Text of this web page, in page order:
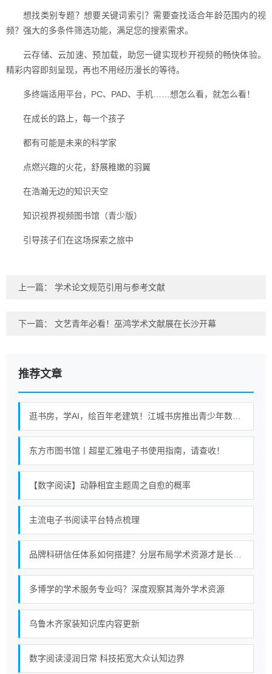
想找类别专题？想要关键词索引？需要查找适合年龄范围内的视
频？强大的多条件筛选功能，满足您的搜索需求。
云存储、云加速、预加载，助您一键实现秒开视频的畅快体验。
精彩内容即刻呈现，再也不用经历漫长的等待。
多终端适用平台，PC、PAD、手机……想怎么看，就怎么看！
在成长的路上，每一个孩子
都有可能是未来的科学家
点燃兴趣的火花，舒展稚嫩的羽翼
在浩瀚无边的知识天空
知识视界视频图书馆（青少版）
引导孩子们在这场探索之旅中
上一篇： 学术论文规范引用与参考文献
下一篇： 文艺青年必看！巫鸿学术文献展在长沙开幕
推荐文章
东方市图书馆丨超星汇雅电子书使用指南，请查收！
【数字阅读】动静相宜主题周之自愈的概率
主流电子书阅读平台特点梳理
多博学的学术服务专业吗？深度观察其海外学术资源
乌鲁木齐家装知识库内容更新
数字阅读浸润日常 科技拓宽大众认知边界